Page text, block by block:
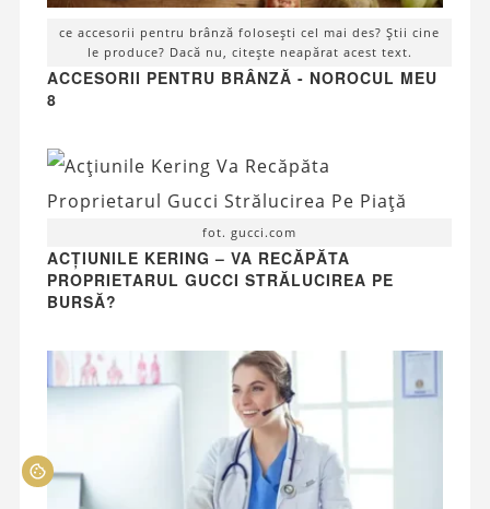
ce accesorii pentru brânză folosești cel mai des? Știi cine
le produce? Dacă nu, citește neapărat acest text.
ACCESORII PENTRU BRÂNZĂ - NOROCUL MEU
8
fot. gucci.com
ACȚIUNILE KERING – VA RECĂPĂTA
PROPRIETARUL GUCCI STRĂLUCIREA PE
BURSĂ?